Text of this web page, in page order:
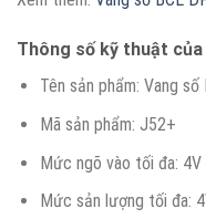
Thông số kỹ thuật
Tên sản phẩm: Vang
Mã sản phẩm: J52+
Mức ngõ vào tối đa: 4V
Mức sản lượng tối đa: